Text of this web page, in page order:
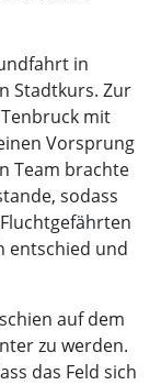
in
Stadtkurs. Zur
mit
Vorsprung
Team brachte
sodass
entschied und
auf dem
zu werden.
das Feld sich